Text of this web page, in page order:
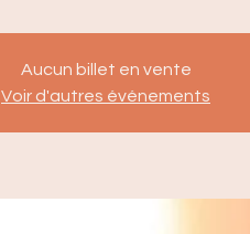
Aucun billet en vente
Voir d'autres événements